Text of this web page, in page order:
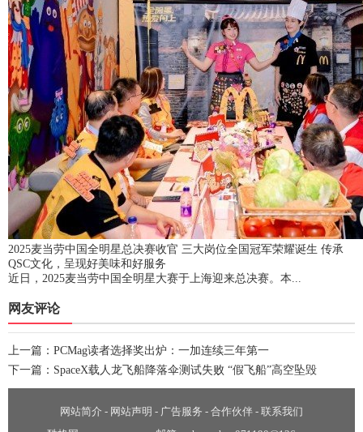
2025麦当劳中国全明星总决赛收官 三大岗位全国冠军荣耀诞生 传承
QSC文化，呈现好美味和好服务
近日，2025麦当劳中国全明星大赛于上海迎来总决赛。本...
网友评论
上一篇： PCMag读者选择奖出炉：一加连续三年第一
下一篇： SpaceX载人龙飞船降落伞测试失败 “假飞船”高空坠毁
网站简介 - 网站声明 - 广告服务 - 合作伙伴 - 联系我们